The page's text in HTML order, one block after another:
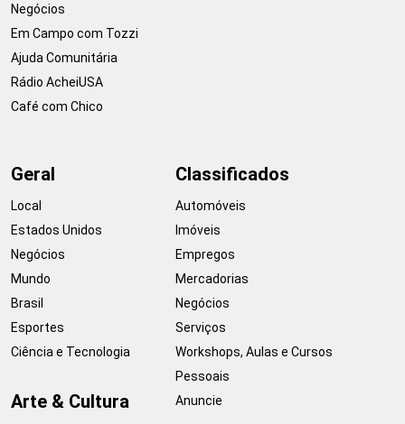
Negócios
Em Campo com Tozzi
Ajuda Comunitária
Rádio AcheiUSA
Café com Chico
Geral
Local
Estados Unidos
Negócios
Mundo
Brasil
Esportes
Ciência e Tecnologia
Arte & Cultura
Classificados
Automóveis
Imóveis
Empregos
Mercadorias
Negócios
Serviços
Workshops, Aulas e Cursos
Pessoais
Anuncie